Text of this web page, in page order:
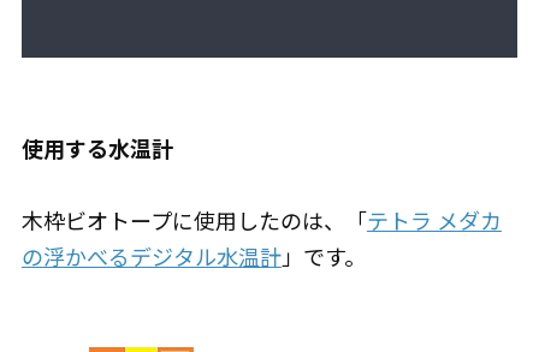
使用する水温計
木枠ビオトープに使用したのは、「テトラ メダカ
の浮かべるデジタル水温計」です。